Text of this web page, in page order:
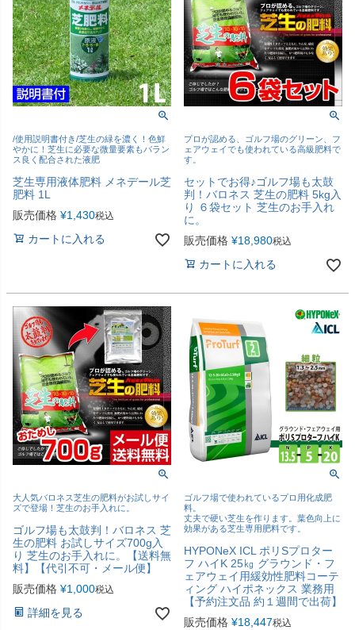
/使用説明書付き/芝生の緑を濃く！色鮮
やかに！芝生に必要な微量要素もバラン
ス良く配合された液肥
芝生専用液体肥料 メネデール芝
肥料 1L
販売価格 ¥1,430税込
カートに入れる
プロが認める、ゴルフ場のグリーン、フ
ェアウェイでも使われている高級肥料で
す。
セットでお得♪ゴルフ場も太鼓
判！バロネス 芝生の肥料 5kg入
り ６袋セット 芝生のお手入れ
に。
販売価格 ¥18,980税込
カートに入れる
大人気バロネス芝生の肥料がお試しサイ
ズで登場！芝生のお手入れに。
ゴルフ場も太鼓判！バロネス 芝
生の肥料 お試しサイズ700g入
り 芝生のお手入れに。【送料無
料】【代引不可・メール便】
販売価格 ¥1,000税込
詳細を見る
ゴルフ場で使われているプロ用化成肥
料。
丈夫で硬い芝生を作ります。葉色向上に
効果がある芝生専用肥料です。
HYPONeX ICL ポリSプロター
フ ハイK 25㎏ グラウンド・フ
ェアウェイ用緩効性肥料コーテ
ィング ハイポネックス 業務用
【予約注文品 約１週間で出荷】
販売価格 ¥18,447税込